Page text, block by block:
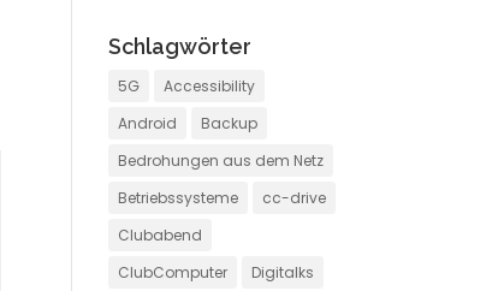
Schlagwörter
5G
Accessibility
Android
Backup
Bedrohungen aus dem Netz
Betriebssysteme
cc-drive
Clubabend
ClubComputer
Digitalks